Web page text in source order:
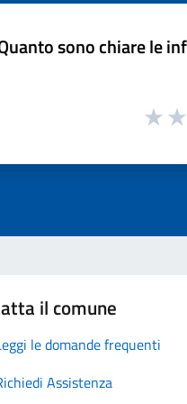
sono chiare le
il comune
le domande frequenti
Assistenza